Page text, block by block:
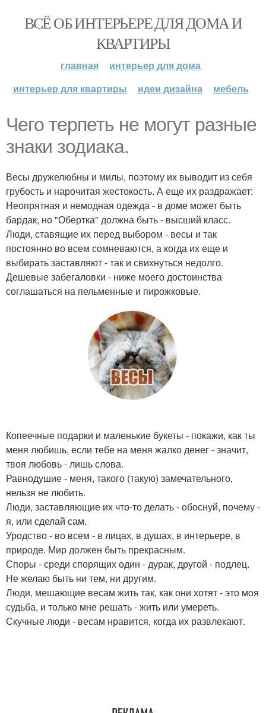
ВСЁ ОБ ИНТЕРЬЕРЕ ДЛЯ ДОМА И
КВАРТИРЫ
главная
интерьер для дома
интерьер для квартиры
идеи дизайна мебель
Чего терпеть не могут разные
знаки зодиака.
Весы дружелюбны и милы, поэтому их выводит из себя
грубость и нарочитая жестокость. А еще их раздражает:
Неопрятная и немодная одежда - в доме может быть
бардак, но "Обертка" должна быть - высший класс.
Люди, ставящие их перед выбором - весы и так
постоянно во всем сомневаются, а когда их еще и
выбирать заставляют - так и свихнуться недолго.
Дешевые забегаловки - ниже моего достоинства
соглашаться на пельменные и пирожковые.
Копеечные подарки и маленькие букеты - покажи, как ты
меня любишь, если тебе на меня жалко денег - значит,
твоя любовь - лишь слова.
Равнодушие - меня, такого (такую) замечательного,
нельзя не любить.
Люди, заставляющие их что-то делать - обоснуй, почему -
я, или сделай сам.
Уродство - во всем - в лицах, в душах, в интерьере, в
природе. Мир должен быть прекрасным.
Споры - среди спорящих один - дурак, другой - подлец.
Не желаю быть ни тем, ни другим.
Люди, мешающие весам жить так, как они хотят - это моя
судьба, и только мне решать - жить или умереть.
Скучные люди - весам нравится, когда их развлекают.